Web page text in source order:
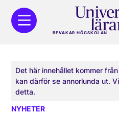
BEVAKAR HÖGSKOLAN
Det här innehållet kommer
kan därför se annorlunda ut.
detta.
NYHETER